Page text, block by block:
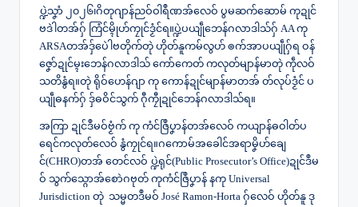
ပ္ဍဲသၞာံ ၂၀၂၆၊ဂိတုဂျာန်ညဝ်ဝါရဳဏအ်လေဝ် ပွမဆက်ဆောမ် ကုဍုင်
ဗဒဲါတအ်ဂှ် ကြံင်မ္ၚိုဟ်ကၠုင်ဒၟံင်ရ။ပ္ဍဲပယျဵုဘေန်ဂလာဒါသ်ဂှ် AA ကု
ARSAတအ်ဒှ်ပေဲါဗတိုက်တုဲ ဟိုတ်နူကမ်လွဟ် ၜက်အာပယျဵုဂှ်ရ ဝန်
ဇၞော်ဍုင်မ္ၚးဘေန်ဂလာ‌ဒါသ် ကော်ကေတ် ကလုတ်မျာန်မာတုဲ ကဵုလဝ်
သတိနွံရ။တုဲ ရိုဝ်ဟေန်ဂျာ ကု ကောန်ဍုင်မျာန်မာတအ် တ်လုပ်ဒၟံင် ပ
ယျဵုဓနက်ဂှ် ဒှ်ဓဝိင်သွက် ဂီုကၠီုဍုင်ဘေန်ဂလာ‌ဒါသ်ရ။
အကြာ ဍုင်ဒဳမဝ်ဗၟံက် ကု ကံင်ဇြဳပၞာန်တအ်လေဝ် ကယျာန်ဓဝါတ်ပ
ရေင်ကလုတ်လေဝ် နွံကၠုင်ရ။ဂကောမ်အခေါင်အရာမၞိဟ်ချေ
င်(CHRO)တအ် တေင်လဝ် ပ္ဍဲရုင်(Public Prosecutor’s Office)ဍုင်ဒဳမ
ဝ် သွက်သ္ဂောအ်စောဲဂဗုတ် ကုကံင်ဇြဳပၞာန် နကု Universal
Jurisdiction တုဲ သမ္မတဒဳ‌မဝ် José Ramon-Horta ဂှ်လေဝ် ဟိုတ်နူ ဒု